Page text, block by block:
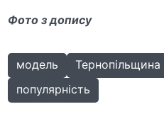
Фото з допису
модель Тернопільщина
популярність